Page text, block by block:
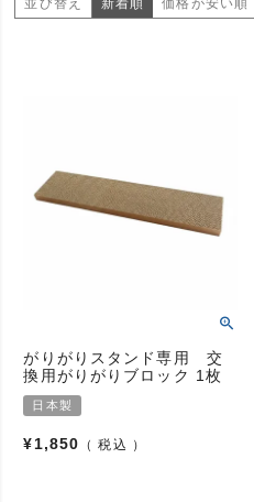
並び替え 新着順 価格が安い順
がりがりスタンド専用 交
換用がりがりブロック 1枚
日本製
¥1,850 税込